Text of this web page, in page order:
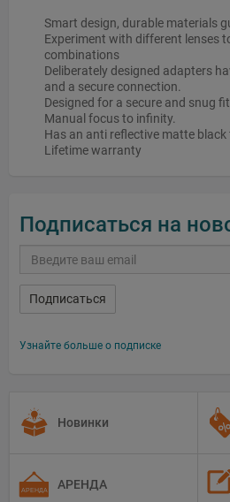
Smart design, durable materials
Experiment with different lenses
combinations
Deliberately designed adapters
and a secure connection.
Designed for a secure and snug fit
Manual focus to infinity.
Has an anti reflective matte black
Lifetime warranty
Подписаться на
Подписаться
Узнайте больше о подписке
Новинки
АРЕНДА